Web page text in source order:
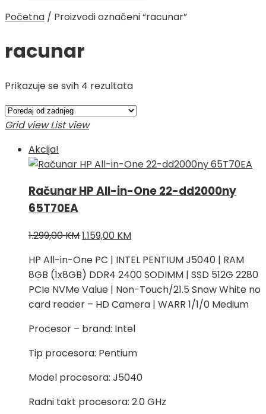
Početna / Proizvodi označeni “racunar”
racunar
Prikazuje se svih 4 rezultataPoredano
najnovijem
Grid view List view
Akcija!
Računar HP All-in-One 22-dd2000ny
65T70EA
1.299,00KMIzvorna
bila
je:
1.299,00 KM.
1.159,00 KMTrenutna
je:
1.159,00 KM.
HP All-in-One PC | INTEL PENTIUM J5040 | RAM
8GB (1x8GB) DDR4 2400 SODIMM | SSD 512G 2280
PCIe NVMe Value | Non-Touch/21.5 Snow White no
card reader – HD Camera | WARR 1/1/0 Medium
Procesor – brand: Intel
Tip procesora: Pentium
Model procesora: J5040
Radni takt procesora: 2.0 GHz